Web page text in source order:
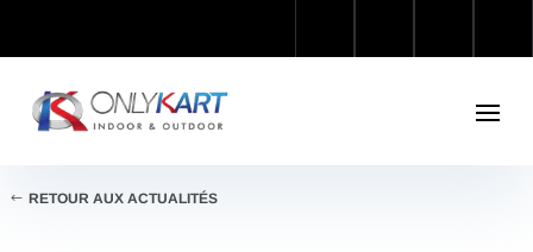
RETOUR AUX ACTUALITÉS